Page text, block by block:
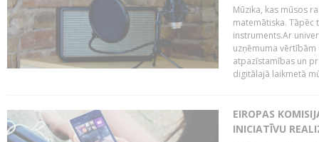
Mūzika, kas mūsos
matemātiska. Tāpēc
instruments.Ar
uzņēmuma
atpazīstamības un
digitālajā laikmetā
EIROPAS
INICIATĪVU